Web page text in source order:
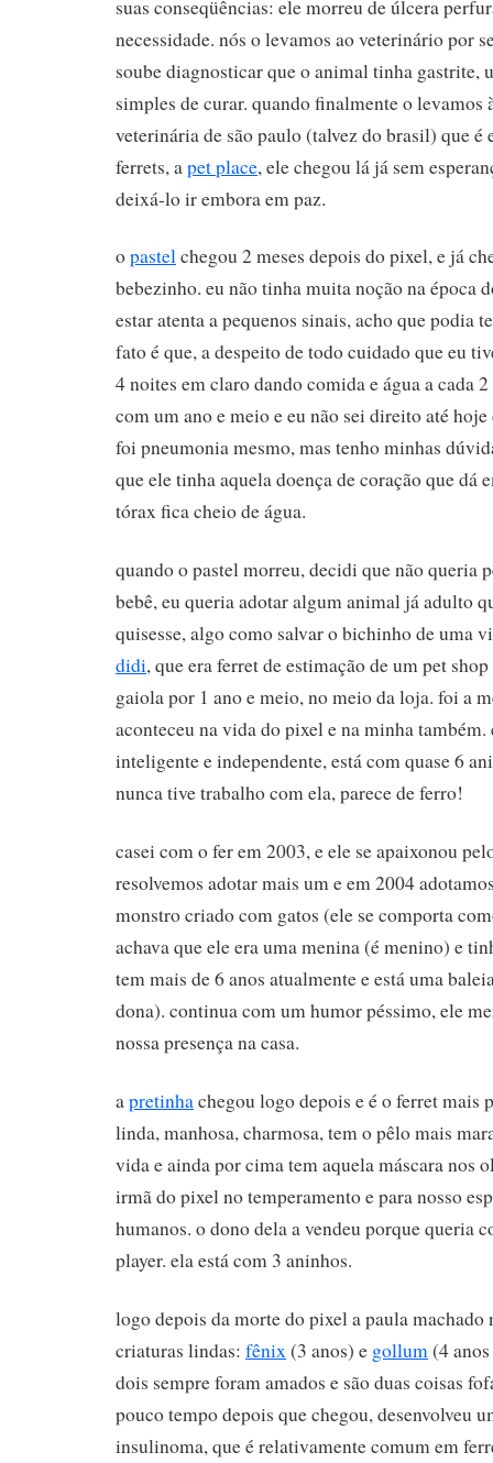
suas conseqüências: ele morreu de úlcera
necessidade. nós o levamos ao veterinário por
soube diagnosticar que o animal tinha gastrite,
simples de curar. quando finalmente o levamos
veterinária de são paulo (talvez do brasil) que é
ferrets, a pet place, ele chegou lá já sem
deixá-lo ir embora em paz.
opastelchegou 2 meses depois do pixel, e já
bebezinho. eu não tinha muita noção na época
estar atenta a pequenos sinais, acho que podia
fato é que, a despeito de todo cuidado que eu
4 noites em claro dando comida e água a cada
com um ano e meio e eu não sei direito até
foi pneumonia mesmo, mas tenho minhas
que ele tinha aquela doença de coração que dá
tórax fica cheio de água.
quando o pastel morreu, decidi que não queria
bebê, eu queria adotar algum animal já adulto
quisesse, algo como salvar o bichinho de uma
didi, que era ferret de estimação de um pet
gaiola por 1 ano e meio, no meio da loja. foi a
aconteceu na vida do pixel e na minha
inteligente e independente, está com quase 6
nunca tive trabalho com ela, parece de ferro!
casei com o fer em 2003, e ele se apaixonou
resolvemos adotar mais um e em 2004
monstro criado com gatos (ele se comporta
achava que ele era uma menina (é menino) e
tem mais de 6 anos atualmente e está uma
dona). continua com um humor péssimo, ele
nossa presença na casa.
apretinhachegou logo depois e é o ferret mais
linda, manhosa, charmosa, tem o pêlo mais
vida e ainda por cima tem aquela máscara nos
irmã do pixel no temperamento e para nosso
humanos. o dono dela a vendeu porque queria
player. ela está com 3 aninhos.
logo depois da morte do pixel a paula machado
criaturas lindas: fênix (3 anos) e gollum (4
dois sempre foram amados e são duas coisas
pouco tempo depois que chegou, desenvolveu
insulinoma, que é relativamente comum em